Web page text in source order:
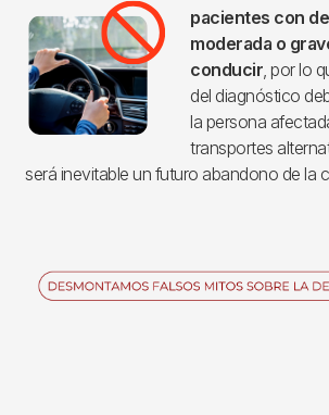
pacientes con
moderada o
conducir, por lo
del diagnóstico
la persona
transportes
será inevitable un futuro abandono de la
Imagen